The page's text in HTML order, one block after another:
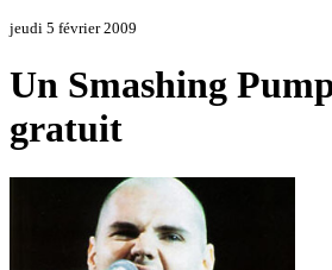
jeudi 5 février 2009
Un Smashing
gratuit